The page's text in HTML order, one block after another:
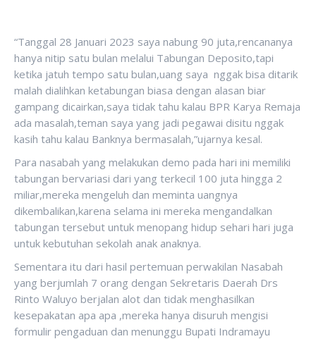
“Tanggal 28 Januari 2023 saya nabung 90 juta,rencananya
hanya nitip satu bulan melalui Tabungan Deposito,tapi
ketika jatuh tempo satu bulan,uang saya nggak bisa ditarik
malah dialihkan ketabungan biasa dengan alasan biar
gampang dicairkan,saya tidak tahu kalau BPR Karya Remaja
ada masalah,teman saya yang jadi pegawai disitu nggak
kasih tahu kalau Banknya bermasalah,”ujarnya kesal.
Para nasabah yang melakukan demo pada hari ini memiliki
tabungan bervariasi dari yang terkecil 100 juta hingga 2
miliar,mereka mengeluh dan meminta uangnya
dikembalikan,karena selama ini mereka mengandalkan
tabungan tersebut untuk menopang hidup sehari hari juga
untuk kebutuhan sekolah anak anaknya.
Sementara itu dari hasil pertemuan perwakilan Nasabah
yang berjumlah 7 orang dengan Sekretaris Daerah Drs
Rinto Waluyo berjalan alot dan tidak menghasilkan
kesepakatan apa apa ,mereka hanya disuruh mengisi
formulir pengaduan dan menunggu Bupati Indramayu